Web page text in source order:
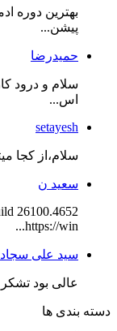
بهترین دوره
پیشن...
حمیدرضا
سلام و درود
اس...
setayesh
سلام،از کجا
سعید ن
26100.4652
https://win...
سید علی
عالی بود
دسته بندی ها